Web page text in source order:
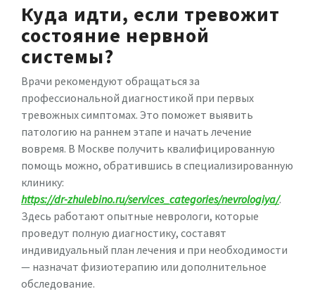
Куда идти, если тревожит
состояние нервной
системы?
Врачи рекомендуют обращаться за
профессиональной диагностикой при первых
тревожных симптомах. Это поможет выявить
патологию на раннем этапе и начать лечение
вовремя. В Москве получить квалифицированную
помощь можно, обратившись в специализированную
клинику:
https://dr-zhulebino.ru/services_categories/nevrologiya/.
Здесь работают опытные неврологи, которые
проведут полную диагностику, составят
индивидуальный план лечения и при необходимости
— назначат физиотерапию или дополнительное
обследование.